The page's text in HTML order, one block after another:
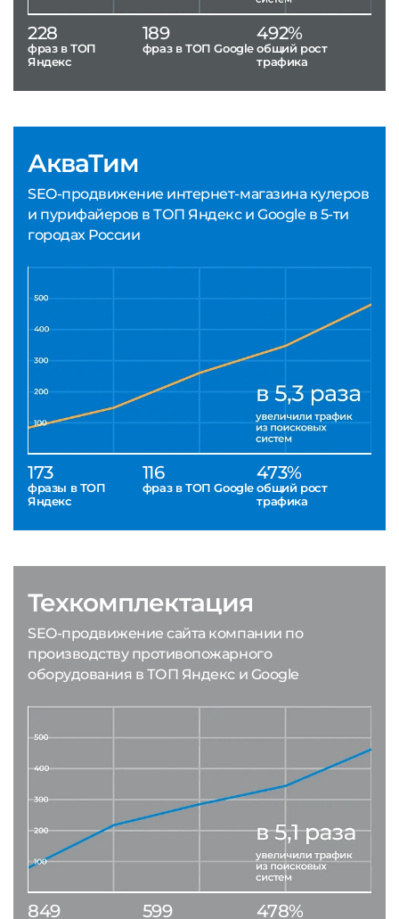
АкваТим
SEO-продвижение интернет-магазина кулеров
и пурифайеров в ТОП Яндекс и Google в 5-ти
городах России
173
фразы в ТОП
Яндекс
116
фраз в ТОП Google
473%
общий рост
трафика
228
фраз в ТОП
Яндекс
189
фраз в ТОП Google
492%
общий рост
трафика
Техкомплектация
SEO-продвижение сайта компании по
производству противопожарного
оборудования в ТОП Яндекс и Google
849 599 478%